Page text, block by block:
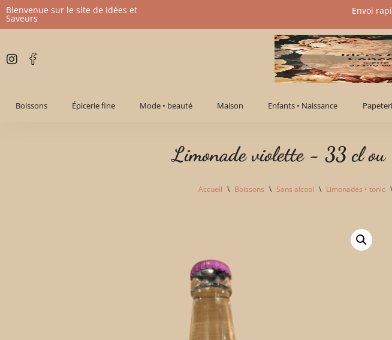
Aller
contenu
Bienvenue sur le site de Idées et
Saveurs
Envoi
Boissons Épicerie fine Mode • beauté Maison Enfants • Naissance
Limonade violette - 33 cl
Accueil \ Boissons \ Sans alcool \ Limonades • tonic \